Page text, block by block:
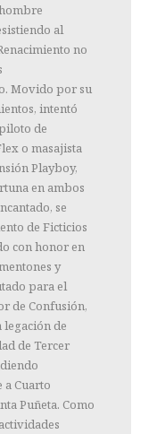
al
no
Movido por su
intentó
de
o masajista
Playboy,
en ambos
se
de Ficticios
con honor en
y
para el
de Confusión,
legación de
de Tercer
Cuarto
Puñeta. Como